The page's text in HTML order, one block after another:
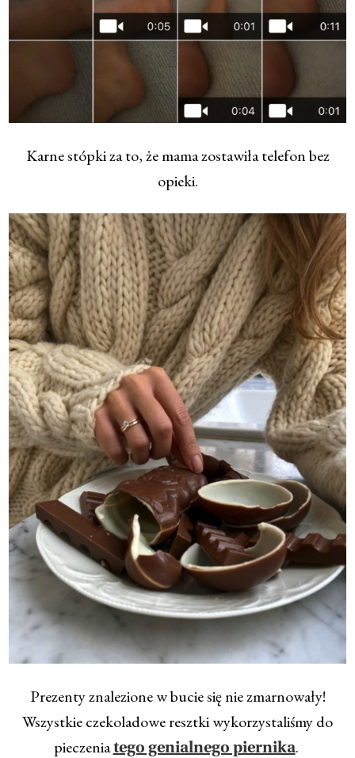
Karne stópki za to, że mama zostawiła telefon bez
opieki.
Prezenty znalezione w bucie się nie zmarnowały!
Wszystkie czekoladowe resztki wykorzystaliśmy do
pieczeniatego genialnego piernika.